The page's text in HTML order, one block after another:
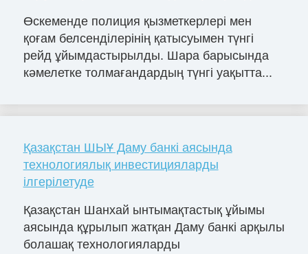
Өскеменде полиция қызметкерлері мен
қоғам белсенділерінің қатысуымен түнгі
рейд ұйымдастырылды. Шара барысында
кәмелетке толмағандардың түнгі уақытта...
Қазақстан ШЫҰ Даму банкі аясында
технологиялық инвестицияларды
ілгерілетуде
Қазақстан Шанхай ынтымақтастық ұйымы
аясында құрылып жатқан Даму банкі арқылы
болашақ технологияларды